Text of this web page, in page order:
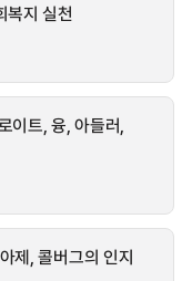
복지 실천
이트, 융, 아들러,
제, 콜버그의 인지